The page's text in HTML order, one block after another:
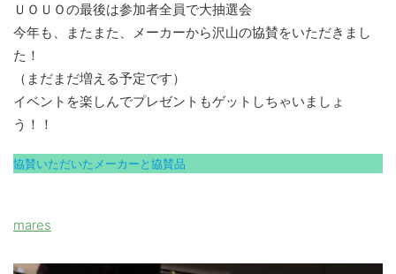
ＵＯＵＯの最後は参加者全員で大抽選会
今年も、またまた、メーカーから沢山の協賛をいただきまし
た！
（まだまだ増える予定です）
イベントを楽しんでプレゼントもゲットしちゃいましょ
う！！
協賛いただいたメーカーと協賛品
mares